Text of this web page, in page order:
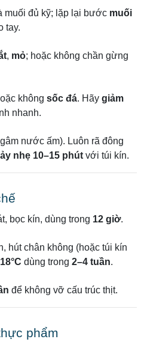
muối đủ kỹ; lặp lại bước muối
tay.
, mỏ; hoặc không chần gừng
không sốc đá. Hãy giảm
nhanh.
nước ấm). Luôn rã đông
nhẹ 10–15 phútvới túi kín.
bọc kín, dùng trong 12 giờ.
hút chân không (hoặc túi kín
dùng trong 2–4 tuần.
để không vỡ cấu trúc thịt.
phẩm